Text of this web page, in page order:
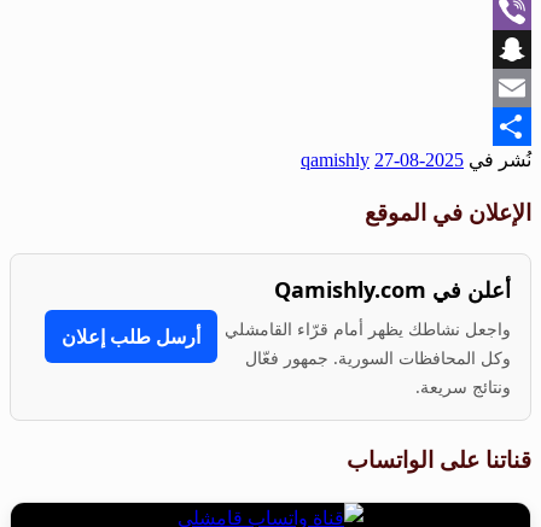
WhatsApp
Viber
Snapchat
Email
Share
نُشر في 2025-08-27
qamishly
الإعلان في الموقع
أعلن في Qamishly.com
واجعل نشاطك يظهر أمام قرّاء القامشلي
وكل المحافظات السورية. جمهور فعّال
ونتائج سريعة.
أرسل طلب إعلان
قناتنا على الواتساب